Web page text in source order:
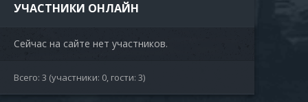
УЧАСТНИКИ ОНЛАЙН
Сейчас на сайте нет участников.
Всего: 3 (участники: 0, гости: 3)